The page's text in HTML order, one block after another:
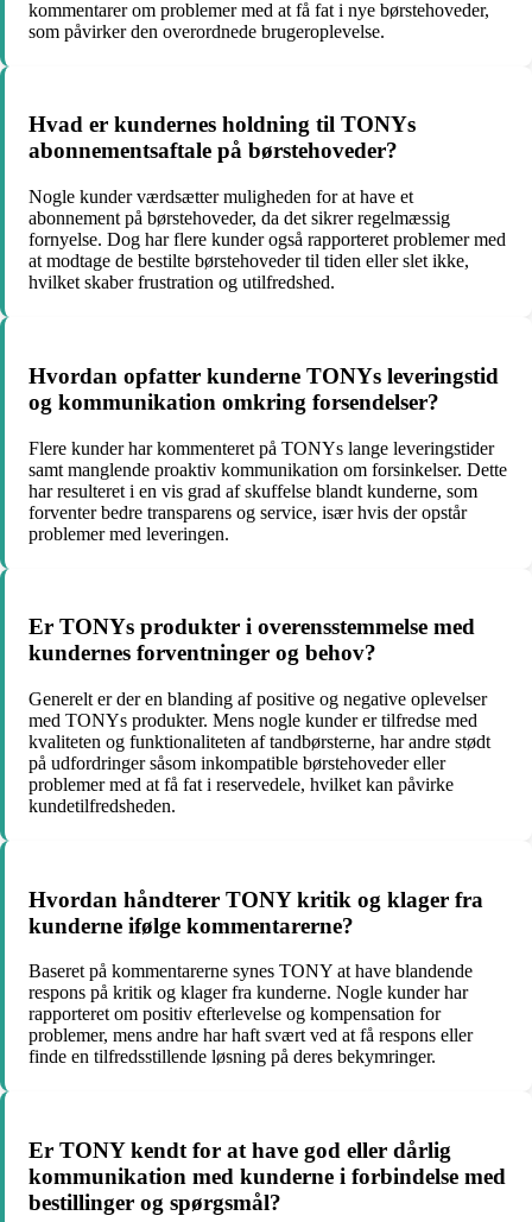
kommentarer om problemer med at få fat i nye børstehoveder,
som påvirker den overordnede brugeroplevelse.
Hvad er kundernes holdning til TONYs
abonnementsaftale på børstehoveder?
Nogle kunder værdsætter muligheden for at have et
abonnement på børstehoveder, da det sikrer regelmæssig
fornyelse. Dog har flere kunder også rapporteret problemer med
at modtage de bestilte børstehoveder til tiden eller slet ikke,
hvilket skaber frustration og utilfredshed.
Hvordan opfatter kunderne TONYs leveringstid
og kommunikation omkring forsendelser?
Flere kunder har kommenteret på TONYs lange leveringstider
samt manglende proaktiv kommunikation om forsinkelser. Dette
har resulteret i en vis grad af skuffelse blandt kunderne, som
forventer bedre transparens og service, især hvis der opstår
problemer med leveringen.
Er TONYs produkter i overensstemmelse med
kundernes forventninger og behov?
Generelt er der en blanding af positive og negative oplevelser
med TONYs produkter. Mens nogle kunder er tilfredse med
kvaliteten og funktionaliteten af tandbørsterne, har andre stødt
på udfordringer såsom inkompatible børstehoveder eller
problemer med at få fat i reservedele, hvilket kan påvirke
kundetilfredsheden.
Hvordan håndterer TONY kritik og klager fra
kunderne ifølge kommentarerne?
Baseret på kommentarerne synes TONY at have blandende
respons på kritik og klager fra kunderne. Nogle kunder har
rapporteret om positiv efterlevelse og kompensation for
problemer, mens andre har haft svært ved at få respons eller
finde en tilfredsstillende løsning på deres bekymringer.
Er TONY kendt for at have god eller dårlig
kommunikation med kunderne i forbindelse med
bestillinger og spørgsmål?